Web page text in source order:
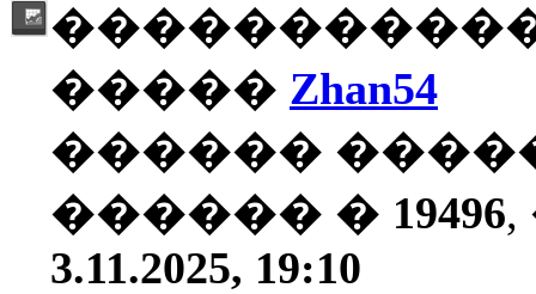
����� Zhan54
������
������ � 19496
3.11.2025, 19:10